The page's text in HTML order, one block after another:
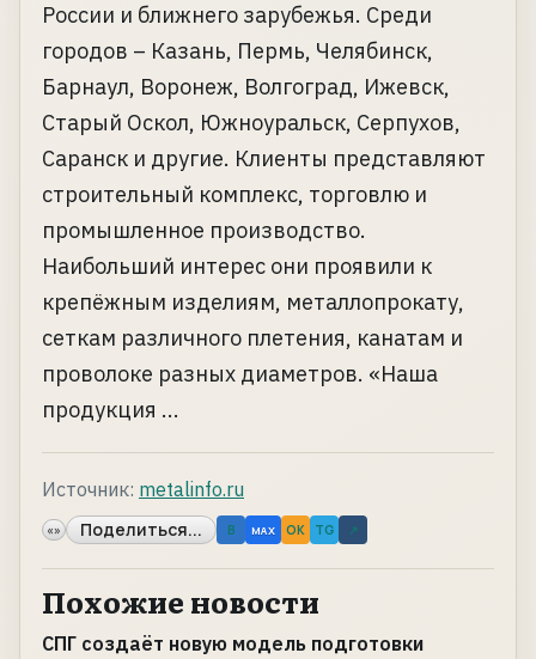
России и ближнего зарубежья. Среди
городов – Казань, Пермь, Челябинск,
Барнаул, Воронеж, Волгоград, Ижевск,
Старый Оскол, Южноуральск, Серпухов,
Саранск и другие. Клиенты представляют
строительный комплекс, торговлю и
промышленное производство.
Наибольший интерес они проявили к
крепёжным изделиям, металлопрокату,
сеткам различного плетения, канатам и
проволоке разных диаметров. «Наша
продукция ...
Источник: metalinfo.ru
«» Поделиться... B MAX OK TG ↗
Похожие новости
СПГ создаёт новую модель подготовки